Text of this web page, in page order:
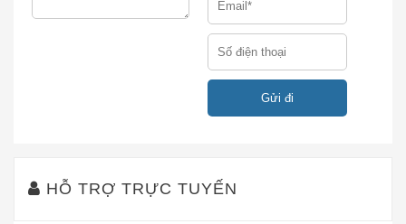
thiết lập và sử dụng, với cấu hình dựa trên trình hướng
dẫn trực quan giúp bạn thiết lập và chạy trong vài phút.
Thiết kế máy tính để bàn hấp dẫn với chân đế tích hợp
cho phép bạn đặt AP trên bàn làm việc theo chiều dọc
Wireless-N hỗ trợ cả truy cập Wi-Fi được bảo vệ
(WPA) Cá nhân và Doanh nghiệp, mã hóa tất cả các
HỖ TRỢ TRỰC TUYẾN